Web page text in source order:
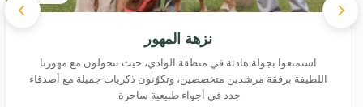
نزهة المهور
استمتعوا بجولة هادئة في منطقة الوادي، حيث تتجولون مع مهورنا
اللطيفة برفقة مرشدين متخصصين، وتكوّنون ذكريات جميلة مع أصدقاء
جدد في أجواء طبيعية ساحرة.